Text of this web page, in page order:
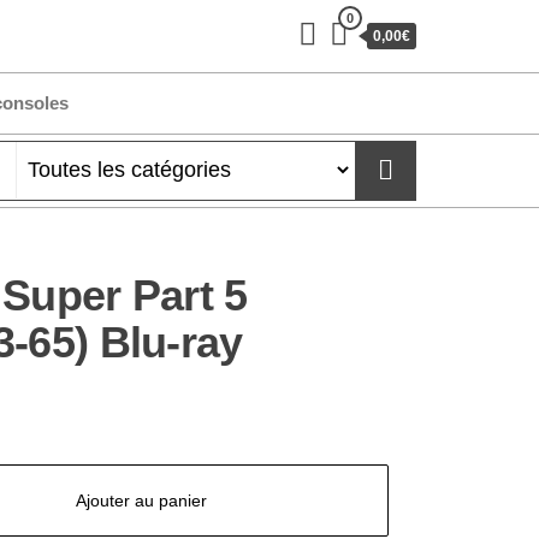
0
0,00€
Part 5
65) Blu-ray
Ajouter au panier